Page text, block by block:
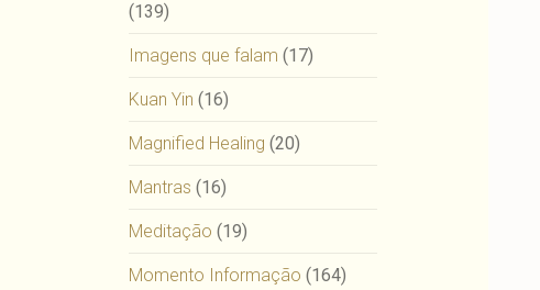
(139)
Imagens que falam (17)
Kuan Yin (16)
Magnified Healing (20)
Mantras (16)
Meditação (19)
Momento Informação (164)